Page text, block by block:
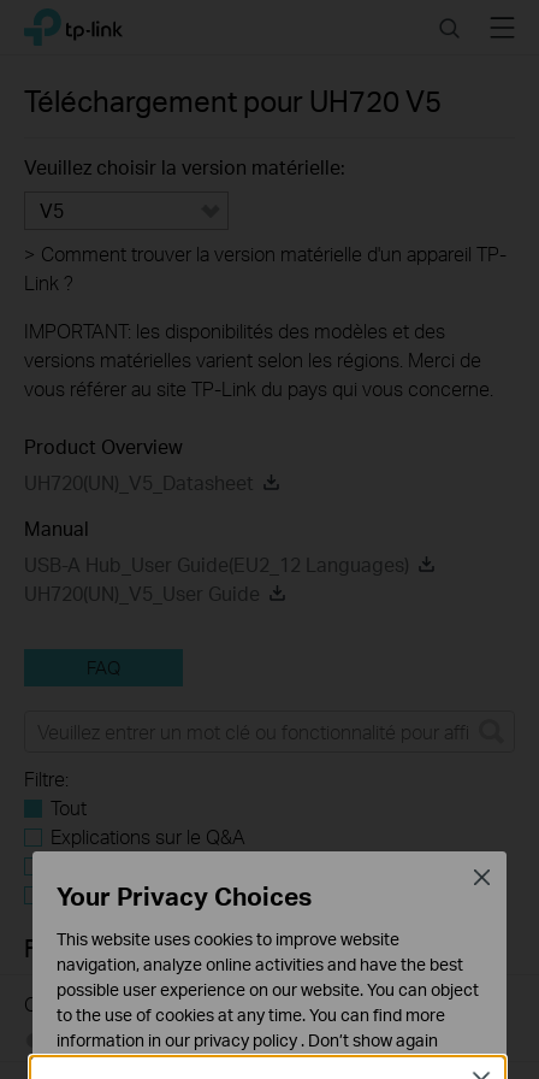
Click
the
navigation
TP-Link, Reliably Smart SearchMenu
Téléchargement pour UH720 V5
Veuillez choisir la version matérielle:
V5
> Comment trouver la version matérielle d'un appareil TP-
Link ?
IMPORTANT: les disponibilités des modèles et des
versions matérielles varient selon les régions. Merci de
vous référer au site TP-Link du pays qui vous concerne.
Product Overview
UH720(UN)_V5_Datasheet
Manual
USB-A Hub_User Guide(EU2_12 Languages)
UH720(UN)_V5_User Guide
FAQ
Filtre:
Tout
Explications sur le Q&A
Tapo Autres
FAQs
Questions générales sur le Hub USB TP-Link
04-29-2022 149863views
Your Privacy Choices
This website uses cookies to improve website
navigation, analyze online activities and have the best
possible user experience on our website. You can object
to the use of cookies at any time. You can find more
information in our privacy policy . Don’t show again
Close